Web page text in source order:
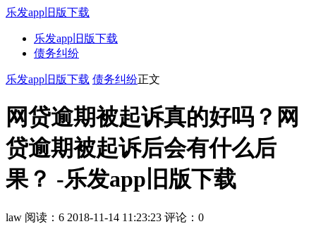
乐发app旧版下载
乐发app旧版下载
债务纠纷
乐发app旧版下载 债务纠纷正文
网贷逾期被起诉真的好吗？网
贷逾期被起诉后会有什么后
果？ -乐发app旧版下载
law 阅读：6 2018-11-14 11:23:23 评论：0